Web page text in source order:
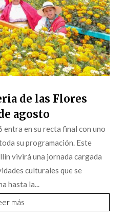
de las Flores
agosto
entra en su recta final con uno
su programación. Este
vivirá una jornada cargada
culturales que se
hasta la...
más